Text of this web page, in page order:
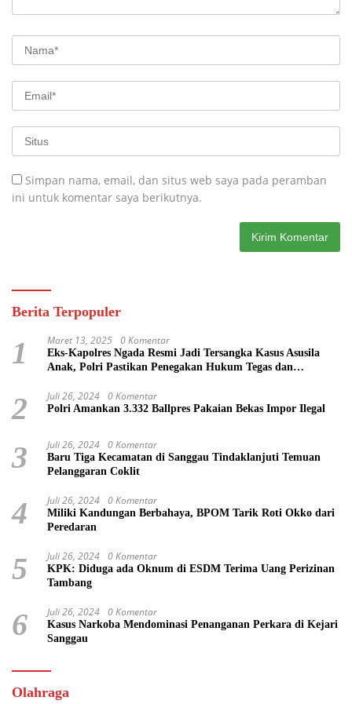
Simpan nama, email, dan situs web saya pada peramban
ini untuk komentar saya berikutnya.
Berita Terpopuler
1 Maret 13, 2025 0 Komentar
Eks-Kapolres Ngada Resmi Jadi Tersangka Kasus Asusila
Anak, Polri Pastikan Penegakan Hukum Tegas dan
2 Juli 26, 2024 0 Komentar
Polri Amankan 3.332 Ballpres Pakaian Bekas Impor Ilegal
3 Juli 26, 2024 0 Komentar
Baru Tiga Kecamatan di Sanggau Tindaklanjuti Temuan
Pelanggaran Coklit
4 Juli 26, 2024 0 Komentar
Miliki Kandungan Berbahaya, BPOM Tarik Roti Okko dari
Peredaran
5 Juli 26, 2024 0 Komentar
KPK: Diduga ada Oknum di ESDM Terima Uang Perizinan
Tambang
6 Juli 26, 2024 0 Komentar
Kasus Narkoba Mendominasi Penanganan Perkara di Kejari
Sanggau
Olahraga